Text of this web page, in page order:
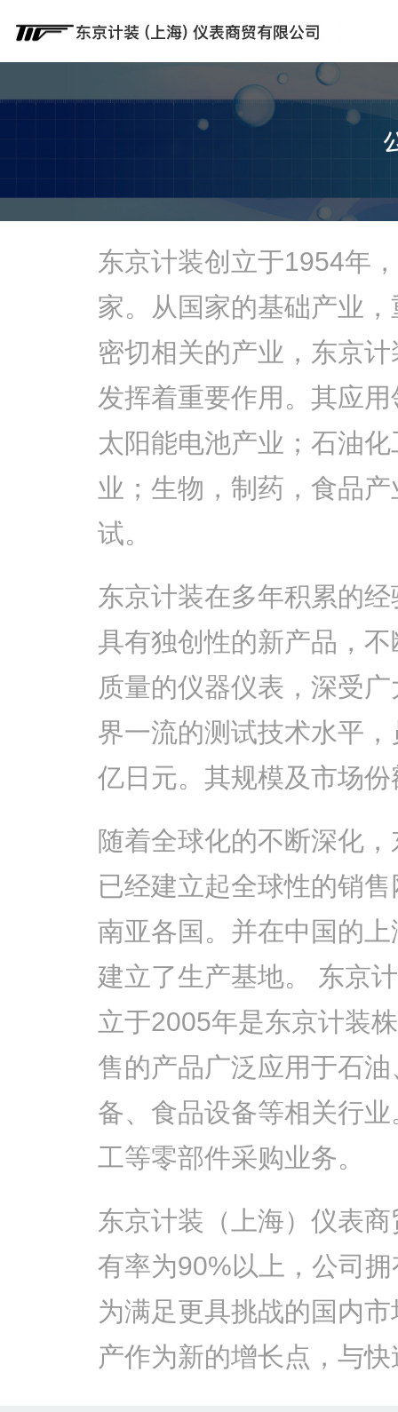
东京计装创立于1954年
家。从国家的基础产业
密切相关的产业，东京
发挥着重要作用。其应
太阳能电池产业；石油
业；生物，制药，食品
试。
东京计装在多年积累的
具有独创性的新产品，
质量的仪器仪表，深受
界一流的测试技术水平
亿日元。其规模及市场
随着全球化的不断深化
已经建立起全球性的销
南亚各国。并在中国的
建立了生产基地。 东京
立于2005年是东京计装
售的产品广泛应用于石
备、食品设备等相关行
工等零部件采购业务。
东京计装（上海）仪表
有率为90%以上，公司
为满足更具挑战的国内
产作为新的增长点，与